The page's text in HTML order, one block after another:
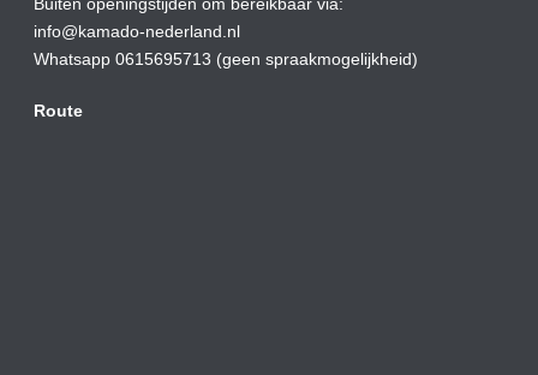
info@kamado-nederland.nl
Whatsapp 0615695713 (geen spraakmogelijkheid)
Route